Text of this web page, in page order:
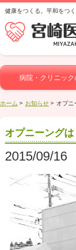
健康をつくる。平和をつ
病院・クリニッ
ホーム お知らせ オプニ
オプニーングは
2015/09/16